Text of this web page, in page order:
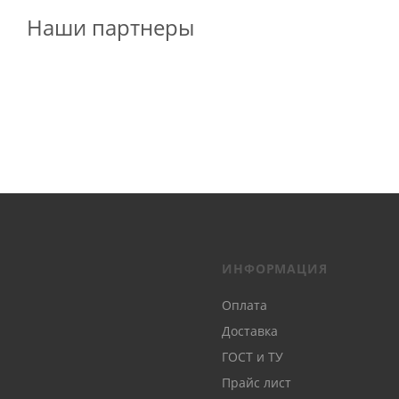
Наши партнеры
ИНФОРМАЦИЯ
Оплата
Доставка
ГОСТ и ТУ
Прайс лист